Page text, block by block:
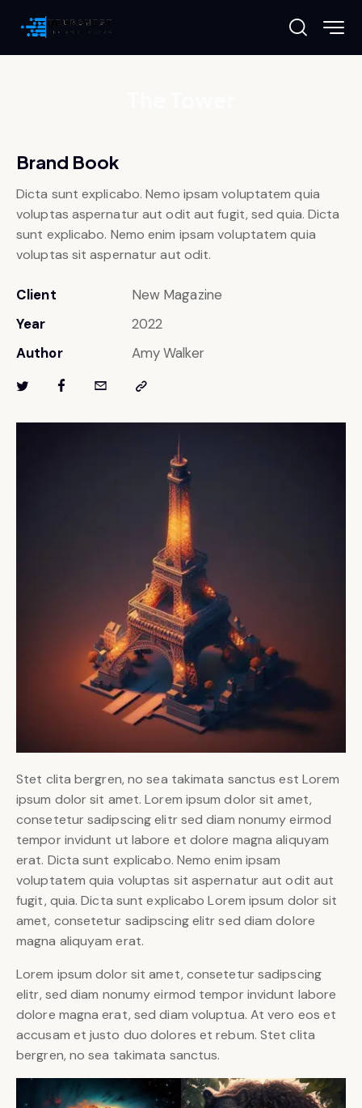
Brand Book
Dicta sunt explicabo. Nemo ipsam voluptatem quia
voluptas aspernatur aut odit aut fugit, sed quia. Dicta
sunt explicabo. Nemo enim ipsam voluptatem quia
voluptas sit aspernatur aut odit.
Client
New Magazine
Year
2022
Author
Amy Walker
Stet clita bergren, no sea takimata sanctus est Lorem
ipsum dolor sit amet. Lorem ipsum dolor sit amet,
consetetur sadipscing elitr sed diam nonumy eirmod
tempor invidunt ut labore et dolore magna aliquyam
erat. Dicta sunt explicabo. Nemo enim ipsam
voluptatem quia voluptas sit aspernatur aut odit aut
fugit, quia. Dicta sunt explicabo Lorem ipsum dolor sit
amet, consetetur sadipscing elitr sed diam dolore
magna aliquyam erat.
Lorem ipsum dolor sit amet, consetetur sadipscing
elitr, sed diam nonumy eirmod tempor invidunt labore
dolore magna erat, sed diam voluptua. At vero eos et
accusam et justo duo dolores et rebum. Stet clita
bergren, no sea takimata sanctus.